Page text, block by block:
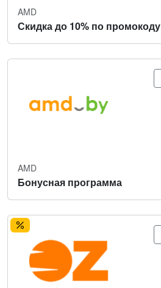
AMD
Скидка до 10% по промокоду
AMD
Бонусная программа